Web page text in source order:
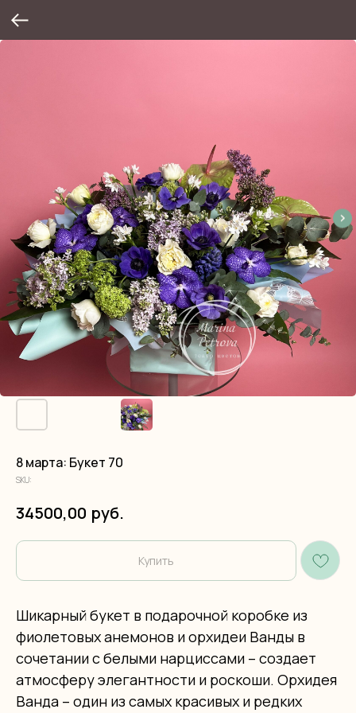
8 марта: Букет 70
SKU:
34500,00 руб.
Купить
Шикарный букет в подарочной коробке из
фиолетовых анемонов и орхидеи Ванды в
сочетании с белыми нарциссами – создает
атмосферу элегантности и роскоши. Орхидея
Ванда – один из самых красивых и редких